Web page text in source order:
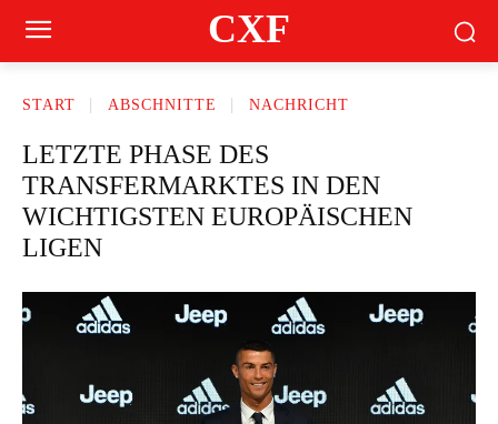
CXF
START ABSCHNITTE NACHRICHT
LETZTE PHASE DES
TRANSFERMARKTES IN DEN
WICHTIGSTEN EUROPÄISCHEN
LIGEN